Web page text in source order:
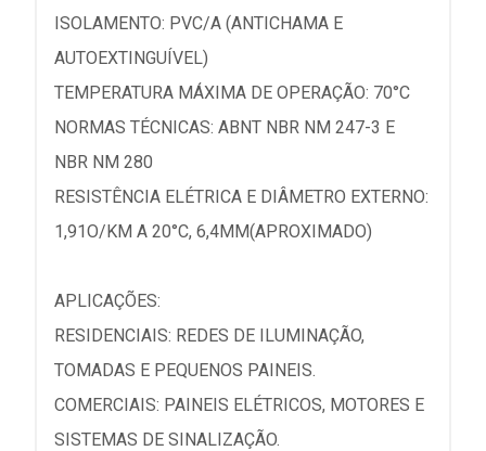
ISOLAMENTO: PVC/A (ANTICHAMA E
AUTOEXTINGUÍVEL)
TEMPERATURA MÁXIMA DE OPERAÇÃO: 70°C
NORMAS TÉCNICAS: ABNT NBR NM 247-3 E
NBR NM 280
RESISTÊNCIA ELÉTRICA E DIÂMETRO EXTERNO:
1,91O/KM A 20°C, 6,4MM(APROXIMADO)
APLICAÇÕES:
RESIDENCIAIS: REDES DE ILUMINAÇÃO,
TOMADAS E PEQUENOS PAINEIS.
COMERCIAIS: PAINEIS ELÉTRICOS, MOTORES E
SISTEMAS DE SINALIZAÇÃO.